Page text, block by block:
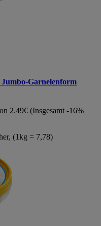
Garnelenform
2.49€ (Insgesamt -16%
(1kg = 7,78)